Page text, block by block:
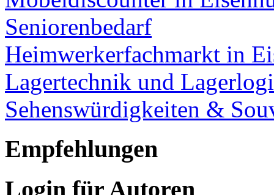
Seniorenbedarf
Heimwerkerfachmarkt in
Lagertechnik und
Sehenswürdigkeiten &
Empfehlungen
Login für Autoren